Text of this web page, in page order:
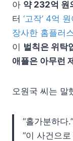
아 약 232억 원
터 ‘고작’ 4억
장사한 홈플러
이 벌칙은 위탁
애플은 아무런
오원국 씨는 말
“홀가분하다.”
“이 사건으